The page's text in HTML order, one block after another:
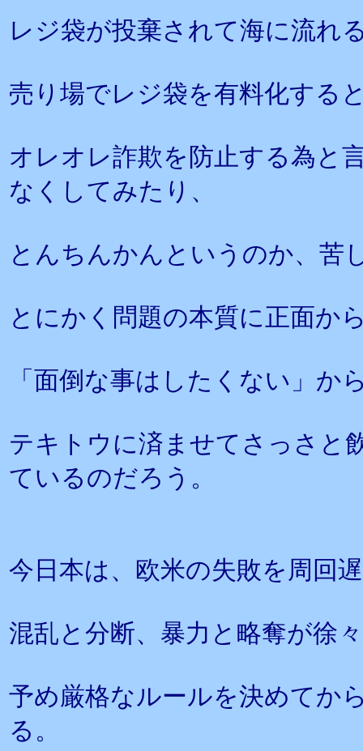
レジ袋が投棄されて海に流れ
売り場でレジ袋を有料化する
オレオレ詐欺を防止する為と
なくしてみたり、
とんちんかんというのか、苦
とにかく問題の本質に正面か
「面倒な事はしたくない」か
テキトウに済ませてさっさと
ているのだろう。
今日本は、欧米の失敗を周回
混乱と分断、暴力と略奪が徐
予め厳格なルールを決めてか
る。